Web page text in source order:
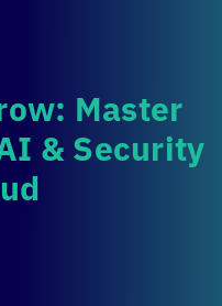
Master
& Security